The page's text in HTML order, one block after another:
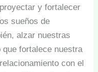
y fortalecer
sueños de
alzar nuestras
fortalece nuestra
con el